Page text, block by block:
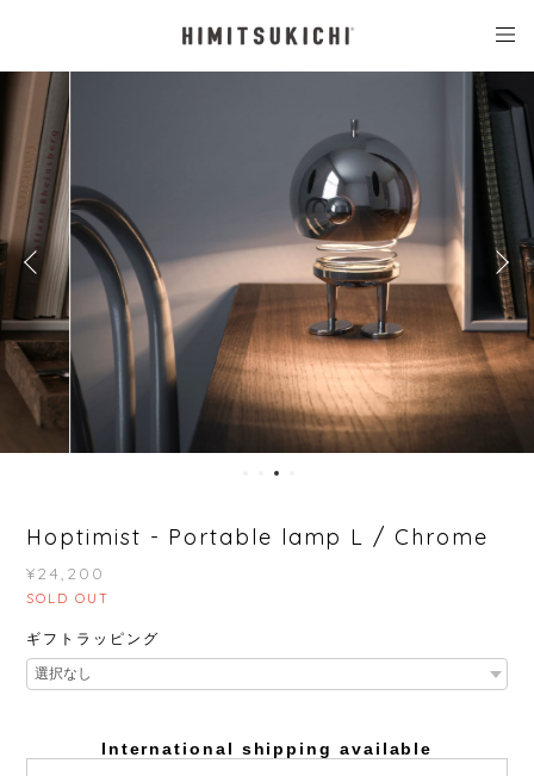
Hoptimist - Portable lamp L / Chrome
¥24,200
SOLD OUT
ギフトラッピング
International shipping available